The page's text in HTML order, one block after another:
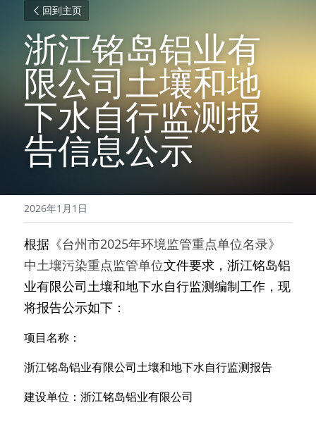
回到主页
浙江铭岛铝业有
限公司土壤和地
下水自行监测报
告信息公示
2026年1月1日
根据 《台州市2025年环境监管重点单位名录》
中土壤污染重点监管单位文件要求 ， 浙江铭岛铝
业有限公司土壤和地下水自行监测编制工作，现
将报告公示如下：
项目名称：
浙江铭岛铝业有限公司土壤和地下水自行监测报告
建设单位：浙江铭岛铝业有限公司